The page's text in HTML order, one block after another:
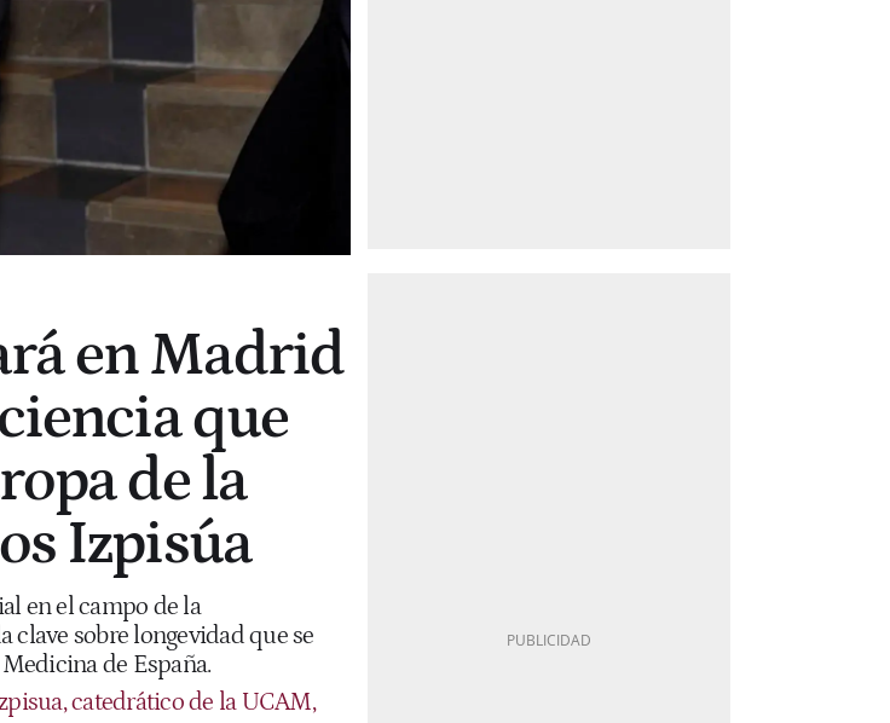
en Madrid
que
de la
Izpisúa
en el campo de la
sobre longevidad que se
de España.
catedrático de la UCAM,